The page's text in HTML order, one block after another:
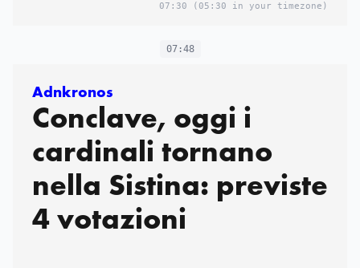
07:30 (05:30 in your timezone)
07:48
Adnkronos
Conclave, oggi i
cardinali tornano
nella Sistina: previste
4 votazioni